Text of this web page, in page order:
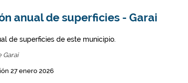
anual de superficies - Garai
de superficies de este municipio.
Garai
27 enero 2026